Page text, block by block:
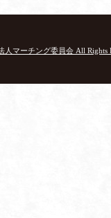
マーチング委員会 All Rights